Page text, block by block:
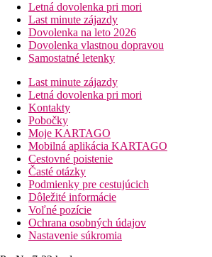
Letná dovolenka pri mori
Last minute zájazdy
Dovolenka na leto 2026
Dovolenka vlastnou dopravou
Samostatné letenky
Last minute zájazdy
Letná dovolenka pri mori
Kontakty
Pobočky
Moje KARTAGO
Mobilná aplikácia KARTAGO
Cestovné poistenie
Časté otázky
Podmienky pre cestujúcich
Dôležité informácie
Voľné pozície
Ochrana osobných údajov
Nastavenie súkromia